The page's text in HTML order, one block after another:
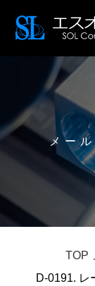
メー
TOP
D-0191.